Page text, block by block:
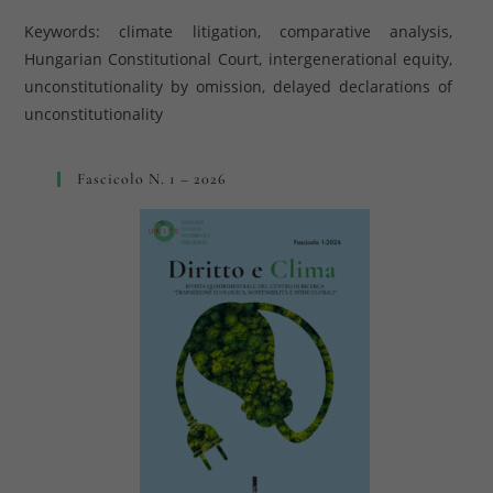
Keywords: climate litigation, comparative analysis,
Hungarian Constitutional Court, intergenerational equity,
unconstitutionality by omission, delayed declarations of
unconstitutionality
Fascicolo N. 1 – 2026